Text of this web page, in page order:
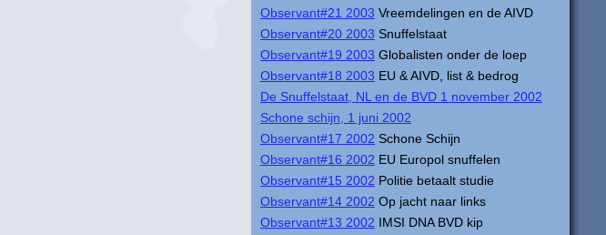
Observant#21 2003 Vreemdelingen en de AIVD
Observant#20 2003 Snuffelstaat
Observant#19 2003 Globalisten onder de loep
Observant#18 2003 EU & AIVD, list & bedrog
De Snuffelstaat, NL en de BVD 1 november 2002
Schone schijn, 1 juni 2002
Observant#17 2002 Schone Schijn
Observant#16 2002 EU Europol snuffelen
Observant#15 2002 Politie betaalt studie
Observant#14 2002 Op jacht naar links
Observant#13 2002 IMSI DNA BVD kip